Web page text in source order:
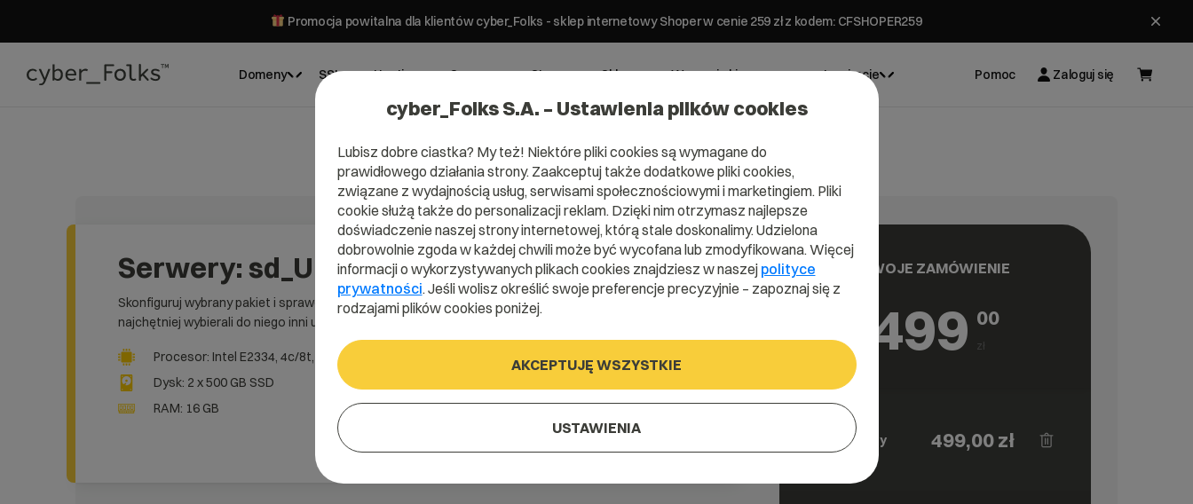
Promocja powitalna dla klientów cyber_Folks - sklep internetowy Shoper w cenie 259 zł z kodem: CFSHOPER259
Domeny SSL Hosting Serwery Strony Sklepy Wsparcie biznesowe Inspiracje Pomoc Zaloguj się
Serwery: sd_UP33
Skonfiguruj wybrany pakiet i sprawdź, co
najchętniej wybierali do niego inni użytkownicy.
Procesor: Intel E2334, 4c/8t, 3,4GHz / 4,8GHz
Dysk: 2 x 500 GB SSD
RAM: 16 GB
Rejestracja na okres
1 miesiąc
Naciśnij spację, aby otworzyć listę, klawisze strzałek, aby nawigować, Enter, aby wybrać opcję, Escape, aby zamknąć.
499,00 zł
W koszyku
TWOJE ZAMÓWIENIE
499 00
zł
Serwer
dedykowany
499,00zł
cyber_Folks S.A. – Ustawienia plików cookies
Lubisz dobre ciastka? My też! Niektóre pliki cookies są wymagane do
prawidłowego działania strony. Zaakceptuj także dodatkowe pliki cookies,
związane z wydajnością usług, serwisami społecznościowymi i marketingiem. Pliki
cookie służą także do personalizacji reklam. Dzięki nim otrzymasz najlepsze
doświadczenie naszej strony internetowej, którą stale doskonalimy. Udzielona
dobrowolnie zgoda w każdej chwili może być wycofana lub zmodyfikowana. Więcej
informacji o wykorzystywanych plikach cookies znajdziesz w naszej polityce
prywatności. Jeśli wolisz określić swoje preferencje precyzyjnie – zapoznaj się z
rodzajami plików cookies poniżej.
AKCEPTUJĘ WSZYSTKIE
USTAWIENIA